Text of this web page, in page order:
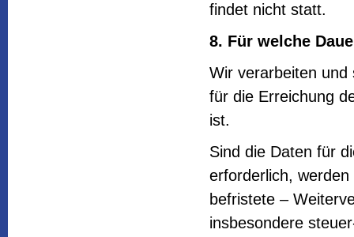
findet nicht statt.
8. Für welche
Wir verarbeiten und
für die Erreichung
ist.
Sind die Daten für
erforderlich,
befristete –
insbesondere